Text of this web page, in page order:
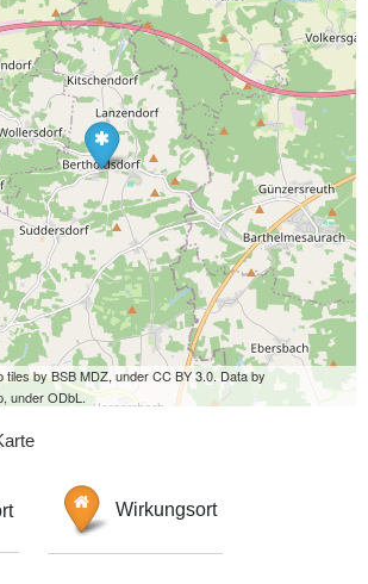
tiles by BSB MDZ, under CC BY 3.0. Data by
under ODbL.
Wirkungsort